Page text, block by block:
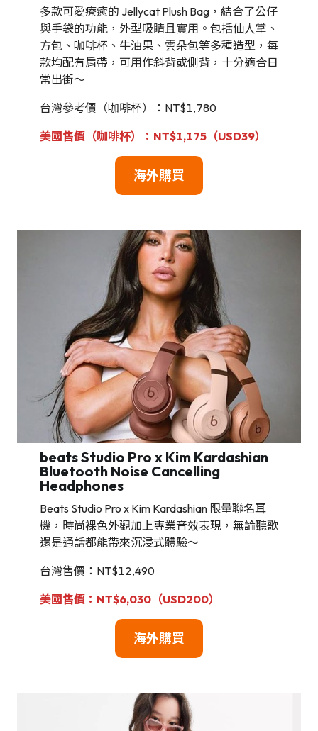
多款可愛療癒的 Jellycat Plush Bag，結合了公仔
與手袋的功能，外型吸睛且實用。包括仙人掌、
方包、咖啡杯、牛油果、雲朵包等多種造型，每
款均配有肩帶，可用作斜背或側背，十分適合日
常出街～
台灣參考價（咖啡杯）：NT$1,780
美國售價（咖啡杯）：NT$1,175（USD39）
海外購買
beats Studio Pro x Kim Kardashian
Bluetooth Noise Cancelling
Headphones
Beats Studio Pro x Kim Kardashian 限量聯名耳
機，時尚裸色外觀加上專業音效表現，無論聽歌
還是通話都能帶來沉浸式體驗～
台灣售價：NT$12,490
美國售價：NT$6,030（USD200）
海外購買